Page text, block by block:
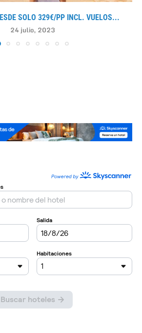
SOLO 329€/PP INCL. VUELOS...
24 julio, 2023